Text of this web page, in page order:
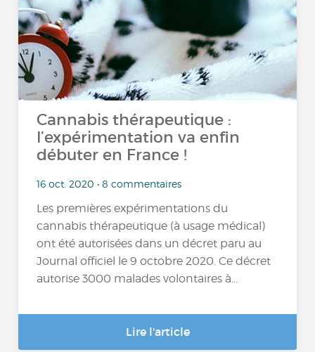
Cannabis thérapeutique :
l’expérimentation va enfin
débuter en France !
16 oct. 2020 • 8 commentaires
Les premières expérimentations du
cannabis thérapeutique (à usage médical)
ont été autorisées dans un décret paru au
Journal officiel le 9 octobre 2020. Ce décret
autorise 3000 malades volontaires à...
Lire l'article